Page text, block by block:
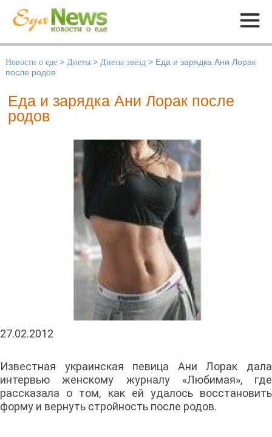
Меню
Новости о еде > Диеты > Диеты звёзд > Еда и зарядка Ани Лорак
после родов
Еда и зарядка Ани Лорак после
родов
27.02.2012
Известная украинская певица Ани Лорак дала
интервью женскому журналу «Любимая», где
рассказала о том, как ей удалось восстановить
форму и вернуть стройность после родов.